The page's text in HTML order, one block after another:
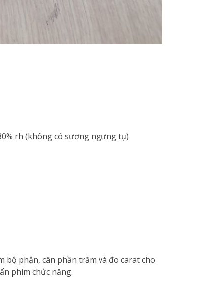
rh (không có sương ngưng tụ)
bộ phận, cân phần trăm và đo carat cho
phím chức năng.